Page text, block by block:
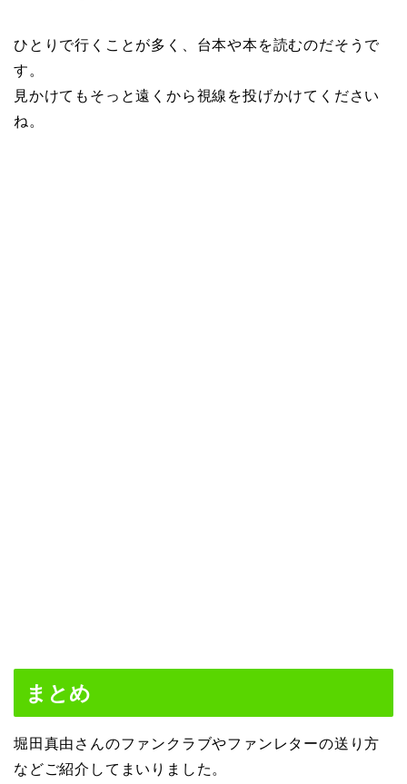
ひとりで行くことが多く、台本や本を読むのだそうで
す。
見かけてもそっと遠くから視線を投げかけてください
ね。
まとめ
堀田真由さんのファンクラブやファンレターの送り方
などご紹介してまいりました。